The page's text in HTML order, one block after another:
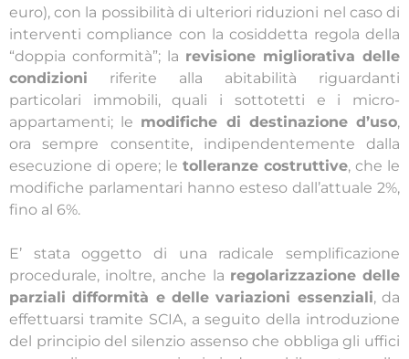
euro), con la possibilità di ulteriori riduzioni nel caso di
interventi compliance con la cosiddetta regola della
“doppia conformità”; la revisione migliorativa delle
condizioni riferite alla abitabilità riguardanti
particolari immobili, quali i sottotetti e i micro-
appartamenti; le modifiche di destinazione d’uso,
ora sempre consentite, indipendentemente dalla
esecuzione di opere; le tolleranze costruttive, che le
modifiche parlamentari hanno esteso dall’attuale 2%,
fino al 6%.
E’ stata oggetto di una radicale semplificazione
procedurale, inoltre, anche la regolarizzazione delle
parziali difformità e delle variazioni essenziali, da
effettuarsi tramite SCIA, a seguito della introduzione
del principio del silenzio assenso che obbliga gli uffici